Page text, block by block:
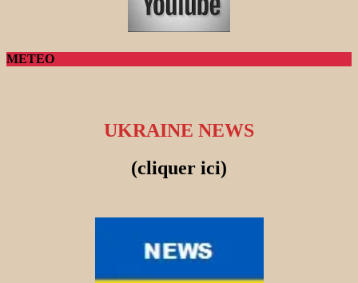
METEO
UKRAINE NEWS
(cliquer ici)